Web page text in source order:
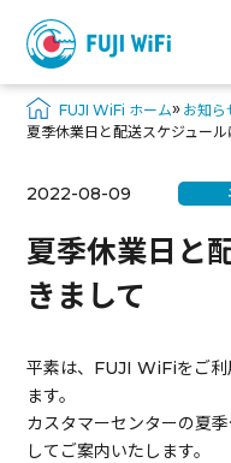
FUJI WiFi ホーム» お知ら
夏季休業日と配送スケジュー
2022-08-09
夏季休業日と
きまして
平素は、FUJI WiFiをご利
ます。
カスタマーセンターの夏
してご案内いたします。